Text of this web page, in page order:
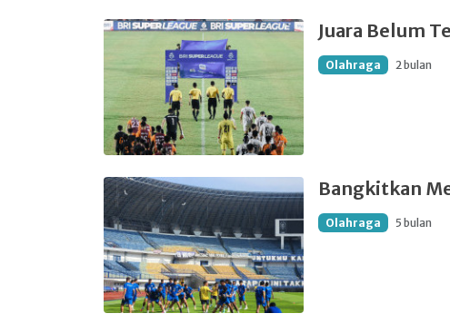
Juara Belum
Olahraga 2 bulan
Bangkitkan
Olahraga 5 bulan